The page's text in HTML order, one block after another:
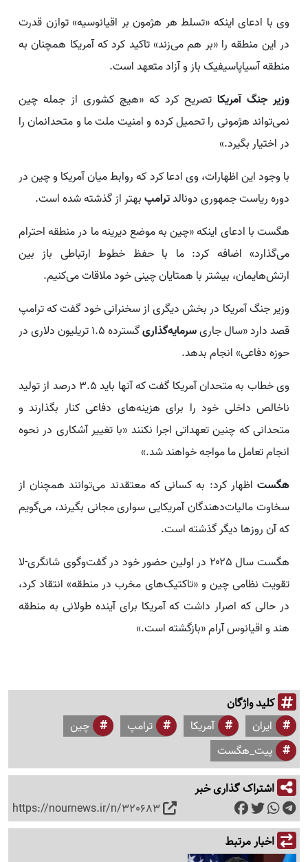
وی با ادعای اینکه «تسلط هر هژمون بر اقیانوسیه» توازن قدرت
در این منطقه را «بر هم می‌زند» تاکید کرد که آمریکا همچنان به
منطقه آسیاپاسیفیک باز و آزاد متعهد است.
وزیر جنگ آمریکا تصریح کرد که «هیچ کشوری از جمله چین
نمی‌تواند هژمونی را تحمیل کرده و امنیت ملت ما و متحدانمان را
در اختیار بگیرد.»
با وجود این اظهارات، وی ادعا کرد که روابط میان آمریکا و چین در
دوره ریاست جمهوری دونالدترامپبهتر از گذشته شده است.
هگست با ادعای اینکه «چین به موضع دیرینه ما در منطقه احترام
می‌گذارد» اضافه کرد: ما با حفظ خطوط ارتباطی باز بین
ارتش‌هایمان، بیشتر با همتایان چینی خود ملاقات می‌کنیم.
وزیر جنگ آمریکا در بخش دیگری از سخنرانی خود گفت که ترامپ
قصد دارد «سال جاریسرمایه‌گذاری
گسترده ۱.۵ تریلیون دلاری در
حوزه دفاعی» انجام بدهد.
وی خطاب به متحدان آمریکا گفت که آنها باید ۳.۵ درصد از تولید
ناخالص داخلی خود را برای هزینه‌های دفاعی کنار بگذارند و
متحدانی که چنین تعهداتی اجرا نکنند «با تغییر آشکاری در نحوه
انجام تعامل ما مواجه خواهند شد.»
هگست اظهار کرد: به کسانی که معتقدند می‌توانند همچنان از
سخاوت مالیات‌دهندگان آمریکایی سواری مجانی بگیرند، می‌گویم
که آن روزها دیگر گذشته است.
هگست سال ۲۰۲۵ در اولین حضور خود در گفت‌وگوی شانگری-لا
تقویت نظامی چین و «تاکتیک‌های مخرب در منطقه» انتقاد کرد،
در حالی که اصرار داشت که آمریکا برای آینده طولانی به منطقه
هند و اقیانوس آرام «بازگشته است.»
کلید واژگان
ایران آمریکا ترامپ
چین
پیت_هگست
اشتراک گذاری خبر
https://nournews.ir/n/320683
اخبار مرتبط